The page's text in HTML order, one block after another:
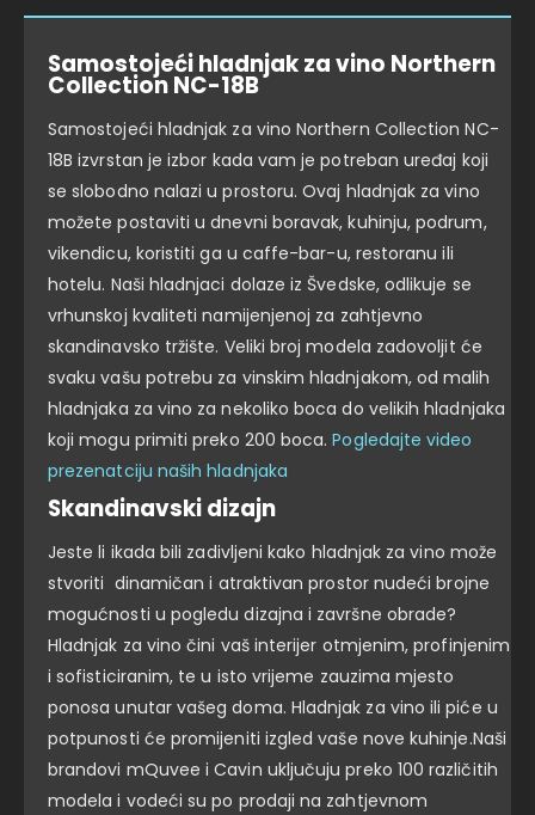
Samostojeći hladnjak za vino Northern
Collection NC-18B
Samostojeći hladnjak za vino Northern Collection NC-
18B izvrstan je izbor kada vam je potreban uređaj koji
se slobodno nalazi u prostoru. Ovaj hladnjak za vino
možete postaviti u dnevni boravak, kuhinju, podrum,
vikendicu, koristiti ga u caffe-bar-u, restoranu ili
hotelu. Naši hladnjaci dolaze iz Švedske, odlikuje se
vrhunskoj kvaliteti namijenjenoj za zahtjevno
skandinavsko tržište. Veliki broj modela zadovoljit će
svaku vašu potrebu za vinskim hladnjakom, od malih
hladnjaka za vino za nekoliko boca do velikih hladnjaka
koji mogu primiti preko 200 boca.Pogledajte video
prezenatciju naših hladnjaka
Skandinavski dizajn
Jeste li ikada bili zadivljeni kako hladnjak za vino može
stvoriti dinamičan i atraktivan prostor nudeći brojne
mogućnosti u pogledu dizajna i završne obrade?
Hladnjak za vino čini vaš interijer otmjenim, profinjenim
i sofisticiranim, te u isto vrijeme zauzima mjesto
ponosa unutar vašeg doma. Hladnjak za vino ili piće u
potpunosti će promijeniti izgled vaše nove kuhinje.Naši
brandovi mQuvee i Cavin uključuju preko 100 različitih
modela i vodeći su po prodaji na zahtjevnom